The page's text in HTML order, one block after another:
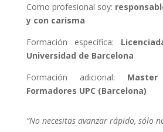
Como profesional soy:
y con carisma
Formación específica:
Universidad de Barcelona
Formación adicional:
Formadores UPC (Barcelona)
“No necesitas avanzar rápido, sólo